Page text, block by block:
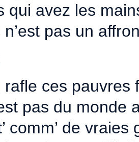
qui avez les
pas un
rafle ces pauvres
pas du monde
comm’ de vraies